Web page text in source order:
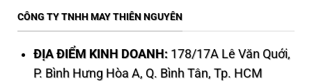
CÔNG TY TNHH MAY THIÊN NGUYÊN
ĐỊA ĐIỂM KINH DOANH: 178/17A Lê Văn Quới,
P. Bình Hưng Hòa A, Q. Bình Tân, Tp. HCM